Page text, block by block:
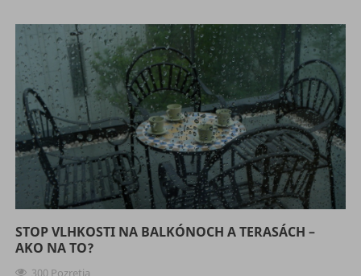
STOP VLHKOSTI NA BALKÓNOCH A TERASÁCH –
AKO NA TO?